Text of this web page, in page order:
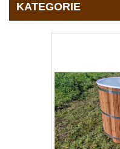
KATEGORIE